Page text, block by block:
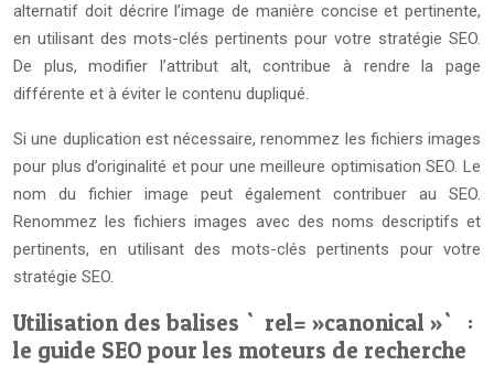
alternatif doit décrire l’image de manière concise et pertinente,
en utilisant des mots-clés pertinents pour votre stratégie SEO.
De plus, modifier l’attribut alt, contribue à rendre la page
différente et à éviter le contenu dupliqué.
Si une duplication est nécessaire, renommez les fichiers images
pour plus d’originalité et pour une meilleure optimisation SEO. Le
nom du fichier image peut également contribuer au SEO.
Renommez les fichiers images avec des noms descriptifs et
pertinents, en utilisant des mots-clés pertinents pour votre
stratégie SEO.
Utilisation des balises `rel= »canonical »` :
le guide SEO pour les moteurs de recherche